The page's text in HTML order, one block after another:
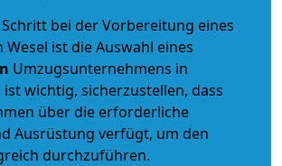
bei der Vorbereitung eines
Wesel ist die Auswahl eines
Umzugsunternehmens in
ist wichtig, sicherzustellen, dass
über die erforderliche
Ausrüstung verfügt, um den
durchzuführen.